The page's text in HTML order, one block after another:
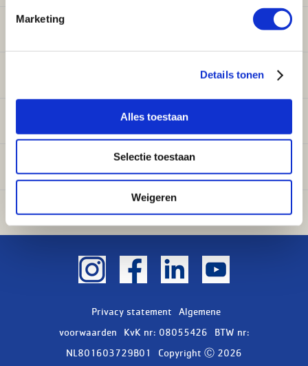
Marketing
Details tonen
Alles toestaan
Selectie toestaan
Weigeren
Verwarming
Privacy statement
Algemene
voorwaarden
KvK nr: 08055426
BTW nr:
NL801603729B01
Copyright Ⓒ 2026